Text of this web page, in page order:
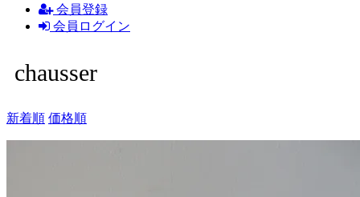
会員登録
会員ログイン
chausser
新着順 価格順